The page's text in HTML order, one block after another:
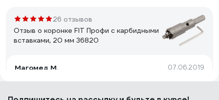
26 отзывов
Отзыв о коронке FIT Профи с карбидными
вставками, 20 мм 36820
Магомед М. 07.06.2019
Качество